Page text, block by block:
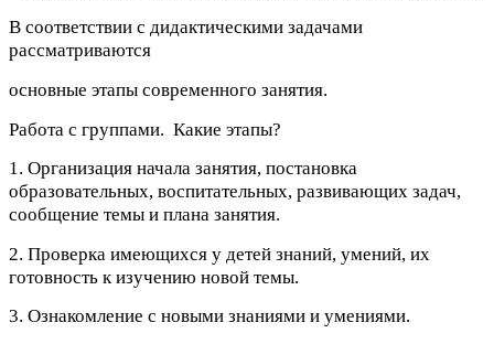
В соответствии с дидактическими задачами
рассматриваются
основные этапы современного занятия.
Работа с группами. Какие этапы?
1. Организация начала занятия, постановка
образовательных, воспитательных, развивающих задач,
сообщение темы и плана занятия.
2. Проверка имеющихся у детей знаний, умений, их
готовность к изучению новой темы.
3. Ознакомление с новыми знаниями и умениями.